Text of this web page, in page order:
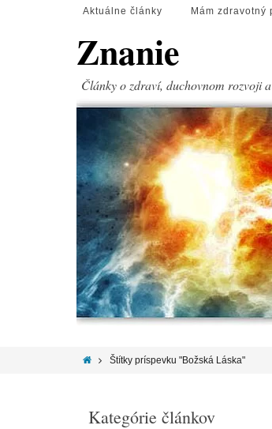
Aktuálne články Mám zdravotný
Znanie
Články o zdraví, duchovnom rozvoji
Štítky príspevku "Božská Láska"
Kategórie článkov